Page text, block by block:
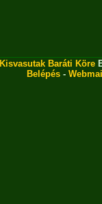
Kisvasutak Baráti Köre
Belépés -